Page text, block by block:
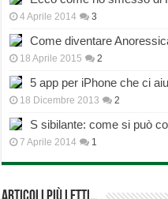
4 Aprile 2014 3
Come diventare
18 Aprile 2015 2
5 app per iPhone che ci
18 Dicembre 2013 2
S sibilante: come si può
7 Aprile 2014 1